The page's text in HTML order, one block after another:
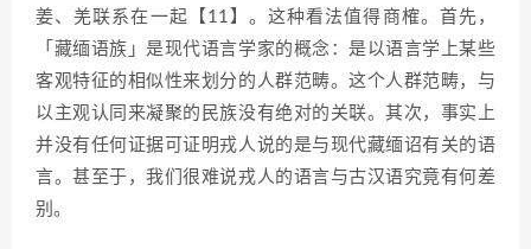
姜、羌联系在一起【11】。这种看法值得商榷。首先，
「藏缅语族」是现代语言学家的概念：是以语言学上某些
客观特征的相似性来划分的人群范畴。这个人群范畴，与
以主观认同来凝聚的民族没有绝对的关联。其次，事实上
并没有任何证据可证明戎人说的是与现代藏缅诏有关的语
言。甚至于，我们很难说戎人的语言与古汉语究竟有何差
别。